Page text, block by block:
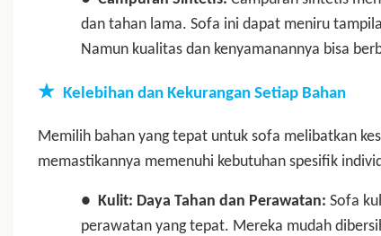
dan tahan lama. Sofa ini dapat meniru
Namun kualitas dan kenyamanannya bisa
★ Kelebihan dan Kekurangan Setiap Bahan
Memilih bahan yang tepat untuk sofa melibatkan
memastikannya memenuhi kebutuhan spesifik
● Kulit: Daya Tahan dan Perawatan: Sofa
perawatan yang tepat. Mereka mudah